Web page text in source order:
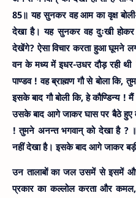
85॥ यह सुनकर वह आम का वृक्ष
देखा है। यह सुनकर वह दुःखी
देखेंगे? ऐसा विचार करता हुआ घूमने
वन के मध्य में इधर-उधर दौड़ रही
पाण्डव ! वह ब्राह्मण गौ से बोला कि,
इसके बाद गौ बोली कि, हे कौण्डिन्य
उसके बाद आगे जाकर घास पर बैठे हुए
! तुमने अनन्त भगवान् को देखा है ?
नहीं देखा है। इसके बाद आगे जाकर
उन तालाबों का जल उसमें से इसमें
प्रकार का कल्लोल करता और